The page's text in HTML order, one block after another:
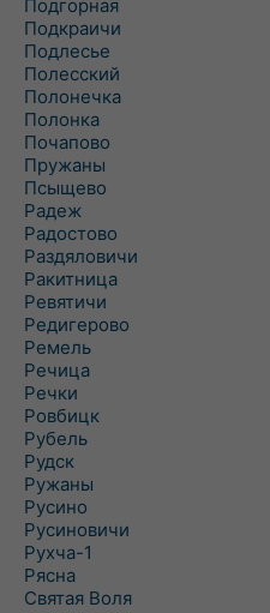
Подгорная
Подкраичи
Подлесье
Полесский
Полонечка
Полонка
Почапово
Пружаны
Псыщево
Радеж
Радостово
Раздяловичи
Ракитница
Ревятичи
Редигерово
Ремель
Речица
Речки
Ровбицк
Рубель
Рудск
Ружаны
Русино
Русиновичи
Рухча-1
Рясна
Святая Воля